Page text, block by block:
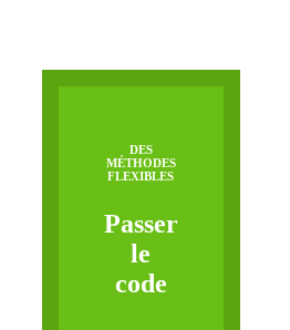
DES
MÉTHODES
FLEXIBLES
Passer
le
code